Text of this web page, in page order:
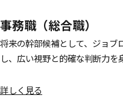
事務職（総合職）
将来の幹部候補として、ジョブ
し、広い視野と的確な判断力を
詳しく見る